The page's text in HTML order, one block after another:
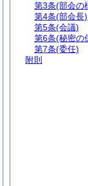
第3条(部会の
第4条(部会長)
第5条(会議)
第6条(秘密の
第7条(委任)
附則